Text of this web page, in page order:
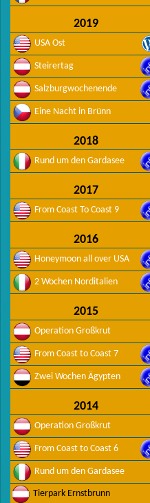
2019
USA Ost
Steirertag
Salzburgwochenende
Eine Nacht in Brünn
2018
Rund um den Gardasee
2017
From Coast To Coast 9
2016
Honeymoon all over USA
2 Wochen Norditalien
2015
Operation Großkrut
From Coast to Coast 7
Zwei Wochen Ägypten
2014
Operation Großkrut
From Coast to Coast 6
Rund um den Gardasee
Tierpark Ernstbrunn